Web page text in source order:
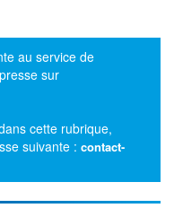
au service de
sur
cette rubrique,
suivante : contact-